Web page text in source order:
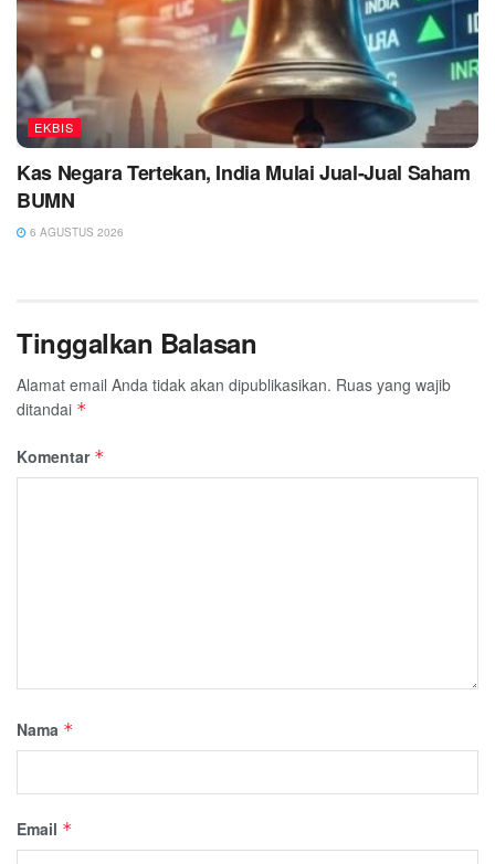
EKBIS
Kas Negara Tertekan, India Mulai Jual-Jual Saham
BUMN
6 AGUSTUS 2026
Tinggalkan Balasan
Alamat email Anda tidak akan dipublikasikan. Ruas yang wajib
ditandai *
Komentar *
Nama *
Email *